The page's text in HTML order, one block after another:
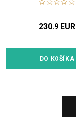
230.9 EUR
DO KOŠÍKA